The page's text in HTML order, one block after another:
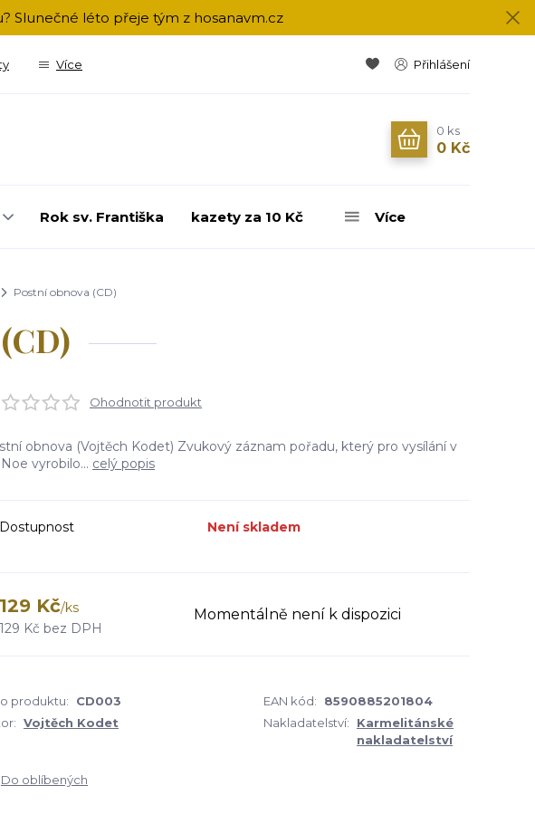
Slunečné léto přeje tým z hosanavm.cz
Více Přihlášení
0 ks
0 Kč
Rok sv. Františka kazety za 10 Kč Více
Postní obnova (CD)
Ohodnotit produkt
obnova (Vojtěch Kodet) Zvukový záznam pořadu, který pro vysílání v
vyrobilo... celý popis
Dostupnost Není skladem
129 Kč/ks
129 Kč bez DPH
Momentálně není k dispozici
produktu: CD003 EAN kód:
8590885201804
Vojtěch Kodet Nakladatelství:
Karmelitánské
nakladatelství
Do oblíbených